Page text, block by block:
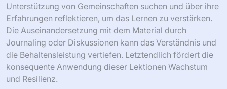
Unterstützung von Gemeinschaften suchen und über ihre
Erfahrungen reflektieren, um das Lernen zu verstärken.
Die Auseinandersetzung mit dem Material durch
Journaling oder Diskussionen kann das Verständnis und
die Behaltensleistung vertiefen. Letztendlich fördert die
konsequente Anwendung dieser Lektionen Wachstum
und Resilienz.